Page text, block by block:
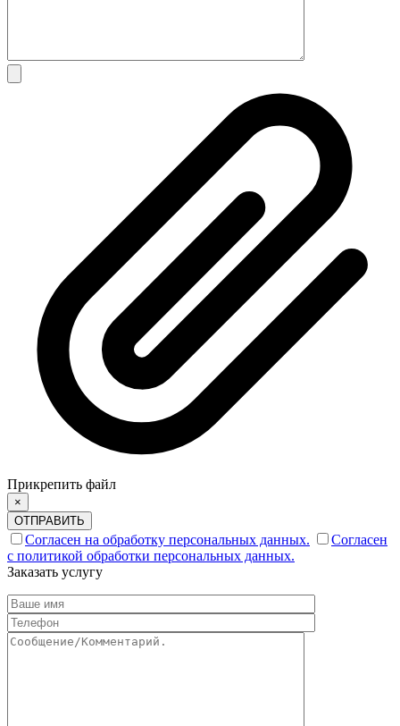
Прикрепить файл
×
ОТПРАВИТЬ
Согласен на обработку персональных данных.
Согласен
с политикой обработки персональных данных.
Заказать услугу